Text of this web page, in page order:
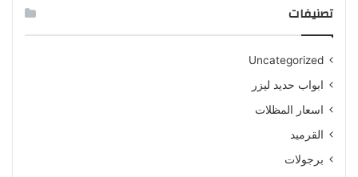
تصنيفات
Uncategorized
ابواب حديد ليزر
اسعار المظلات
القرميد
برجولات